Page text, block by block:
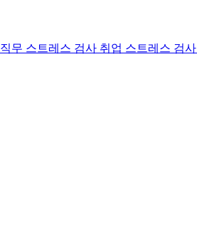
직무 스트레스 검사 취업 스트레스 검사